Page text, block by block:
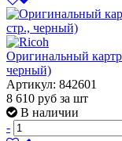
Оригинальный
черный)
Артикул: 842601
8 610 руб за шт
В наличии
-